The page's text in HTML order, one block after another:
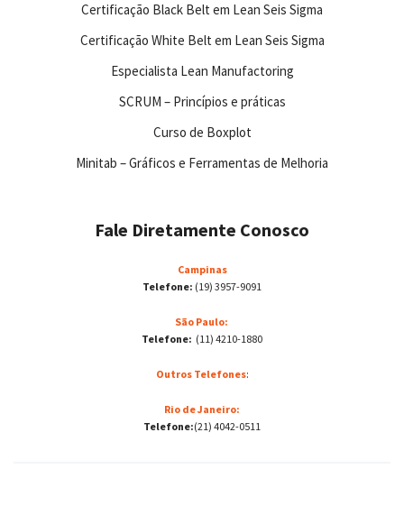
Certificação Black Belt em Lean Seis Sigma
Certificação White Belt em Lean Seis Sigma
Especialista Lean Manufactoring
SCRUM – Princípios e práticas
Curso de Boxplot
Minitab – Gráficos e Ferramentas de Melhoria
Fale Diretamente Conosco
Campinas
Telefone: (19) 3957-9091
São Paulo:
Telefone: (11) 4210-1880
Outros Telefones:
Rio de Janeiro:
Telefone:(21) 4042-0511